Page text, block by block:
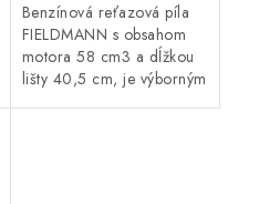
Benzínová reťazová píla
FIELDMANN s obsahom
motora 58 cm3 a dĺžkou
lišty 40,5 cm, je výborným